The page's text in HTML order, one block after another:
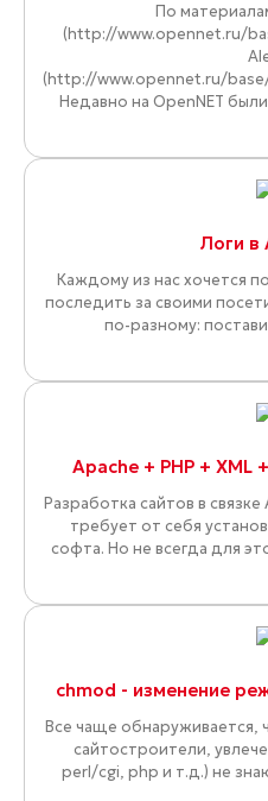
По
(http://www.opennet.ru/
(http://www.opennet.ru/
Недавно на OpenNET
Логи в
Каждому из нас хочется
последить за своими
по-разному:
Apache + PHP + XML
Разработка сайтов в связке
требует от себя
софта. Но не всегда для
chmod - изменение
Все чаще
сайтостроители,
perl/cgi, php и т.д.) не